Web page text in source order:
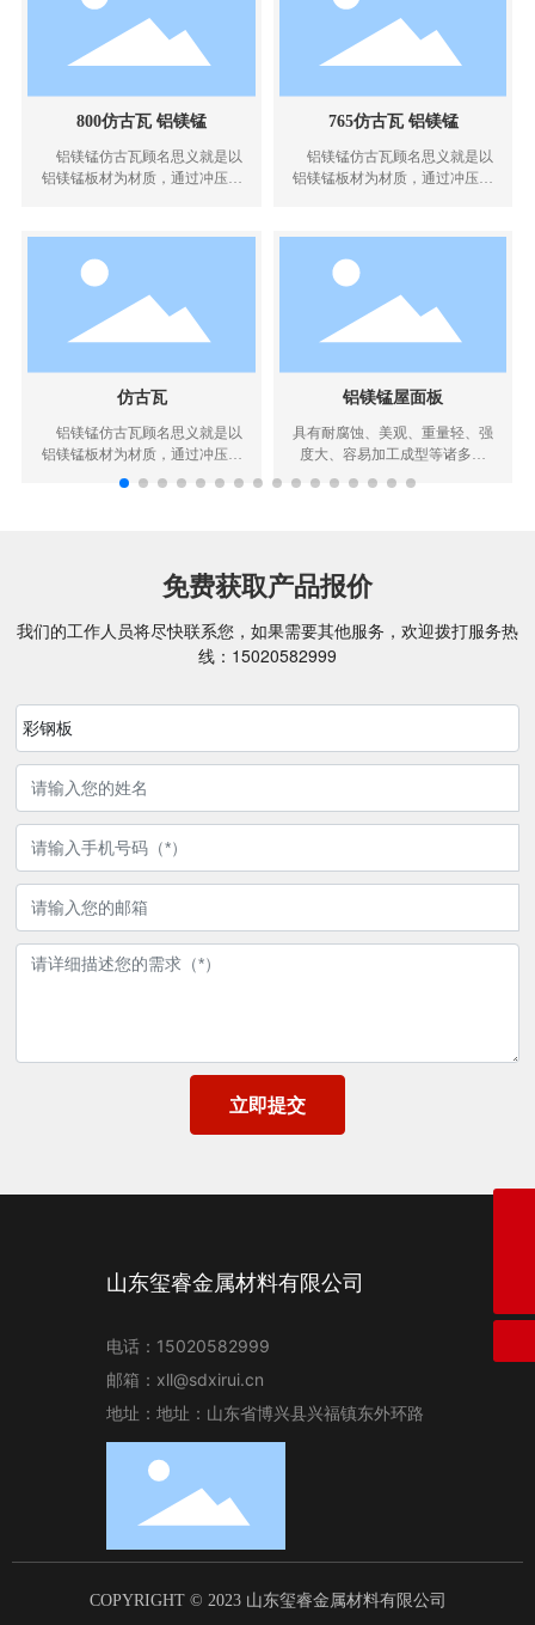
800仿古瓦 铝镁锰
铝镁锰仿古瓦顾名思义就是以
铝镁锰板材为材质，通过冲压形
无论是生产环保、安全性、施工
便利性、综合成本、美观性等都
优于传统的屋面瓦。
765仿古瓦 铝镁锰
铝镁锰仿古瓦顾名思义就是以
铝镁锰板材为材质，通过冲压形
无论是生产环保、安全性、施工
便利性、综合成本、美观性等都
优于传统的屋面瓦。
仿古瓦
铝镁锰仿古瓦顾名思义就是以
铝镁锰板材为材质，通过冲压形
成的屋面瓦。铝镁锰仿古瓦符合
铝镁锰屋面板
具有耐腐蚀、美观、重量轻、强
度大、容易加工成型等诸多优
点，广泛应用于机场航站楼、飞
心、商业设施、民用住宅等建
免费获取产品报价
我们的工作人员将尽快联系您，如果需要其他服务，欢迎拨打服务热
线： 15020582999
彩钢板
立即提交
15020582999
山东玺睿金属材料有限公司
电话： 15020582999
邮箱： xll@sdxirui.cn
地址：地址：山东省博兴县兴福镇东外环路
COPYRIGHT © 2023 山东玺睿金属材料有限公司